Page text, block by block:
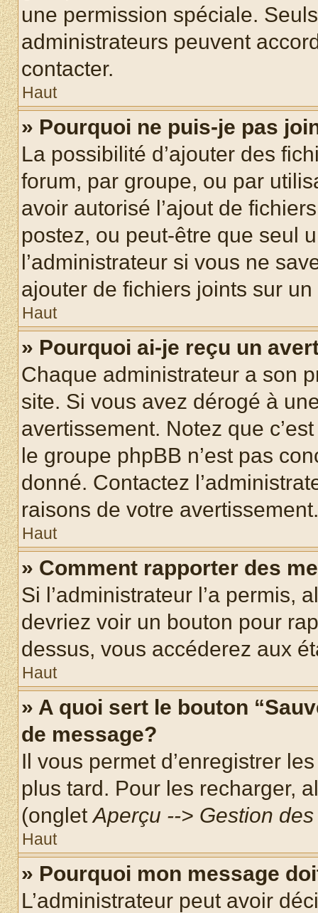
une permission spéciale.
administrateurs peuvent
contacter.
Haut
» Pourquoi ne puis-je pas
La possibilité d’ajouter des
forum, par groupe, ou par
avoir autorisé l’ajout de
postez, ou peut-être que seul
l’administrateur si vous ne
ajouter de fichiers joints sur un
Haut
» Pourquoi ai-je reçu un
Chaque administrateur a son
site. Si vous avez dérogé à
avertissement. Notez que
le groupe phpBB n’est pas
donné. Contactez
raisons de votre avertissement.
Haut
» Comment rapporter des
Si l’administrateur l’a permis,
devriez voir un bouton pour
dessus, vous accéderez aux
Haut
» A quoi sert le bouton
de message?
Il vous permet d’enregistrer
plus tard. Pour les recharger,
(ongletAperçu --> Gestion
Haut
» Pourquoi mon message
L’administrateur peut avoir